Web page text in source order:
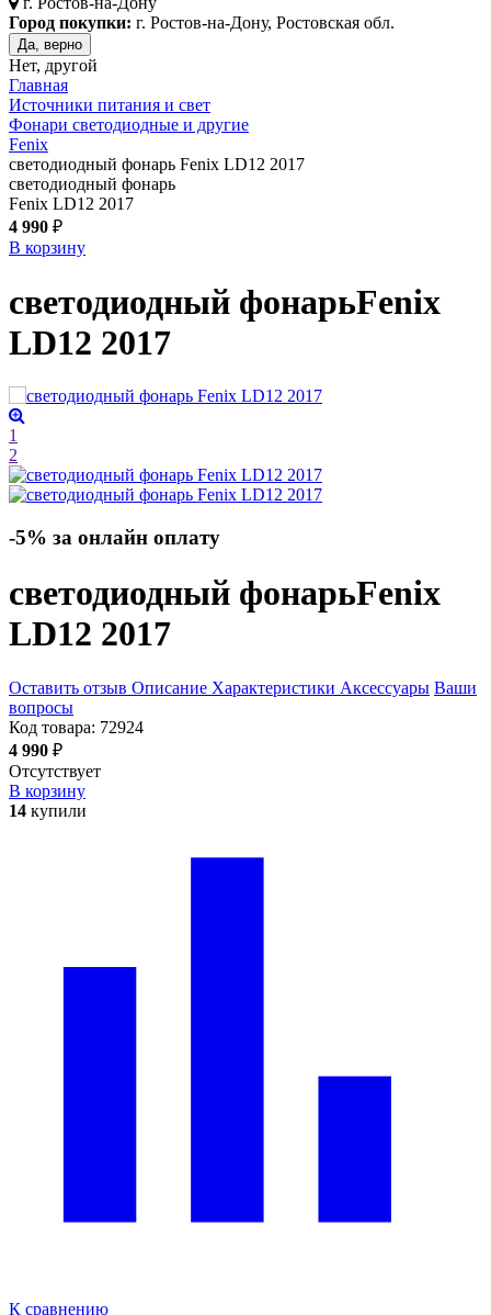
Город покупки: г. Ростов-на-Дону, Ростовская обл.
Да, верно
Нет, другой
Главная
Источники питания и свет
Фонари светодиодные и другие
Fenix
светодиодный фонарь Fenix LD12 2017
светодиодный фонарь
Fenix LD12 2017
4 990 ₽
В корзину
светодиодный фонарьFenix
LD12 2017
1
2
-5% за онлайн оплату
светодиодный фонарьFenix
LD12 2017
Оставить отзыв Описание Характеристики Аксессуары Ваши
вопросы
Код товара: 72924
4 990 ₽
Отсутствует
В корзину
14 купили
К сравнению